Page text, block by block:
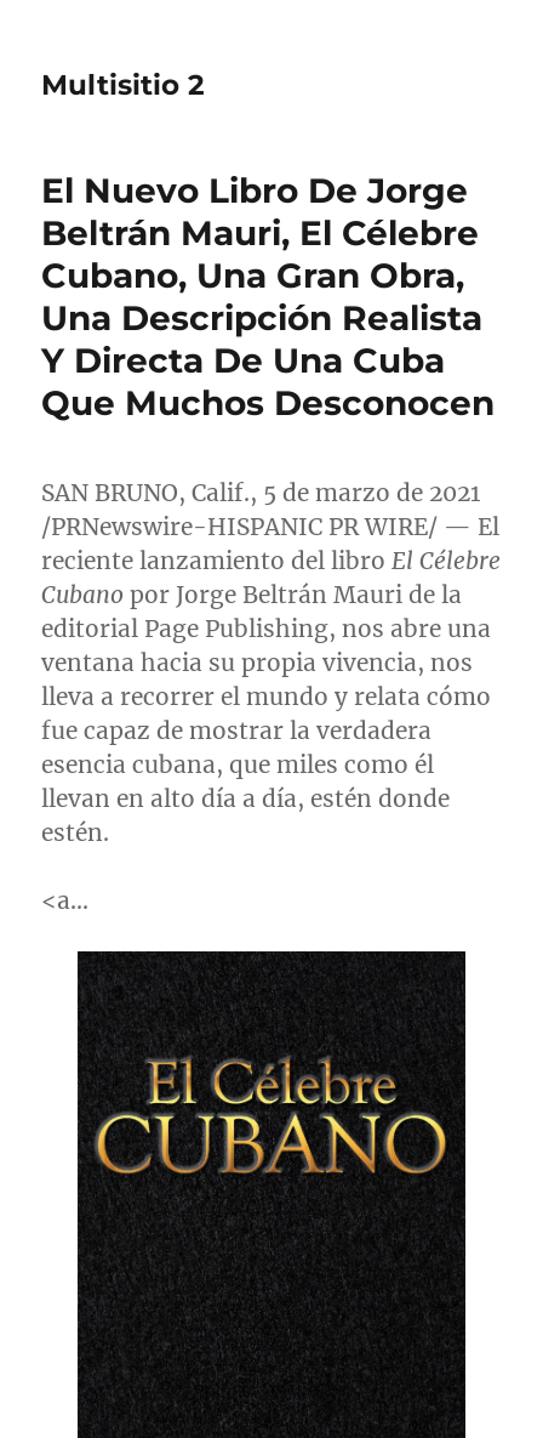
Multisitio 2
El Nuevo Libro De Jorge
Beltrán Mauri, El Célebre
Cubano, Una Gran Obra,
Una Descripción Realista
Y Directa De Una Cuba
Que Muchos Desconocen
SAN BRUNO, Calif., 5 de marzo de 2021
/PRNewswire-HISPANIC PR WIRE/ — El
reciente lanzamiento del libroEl Célebre
Cubanopor Jorge BeltránMauri de la
editorial Page Publishing, nos abre una
ventana hacia su propia vivencia, nos
lleva a recorrer el mundo y relata cómo
fue capaz de mostrar la verdadera
esencia cubana, que miles como él
llevan en alto día a día, estén donde
estén.
<a…